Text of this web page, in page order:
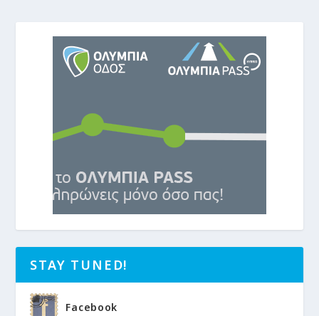
STAY TUNED!
Facebook